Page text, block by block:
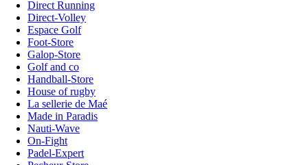
Direct Running
Direct-Volley
Espace Golf
Foot-Store
Galop-Store
Golf and co
Handball-Store
House of rugby
La sellerie de Maé
Made in Paradis
Nauti-Wave
On-Fight
Padel-Expert